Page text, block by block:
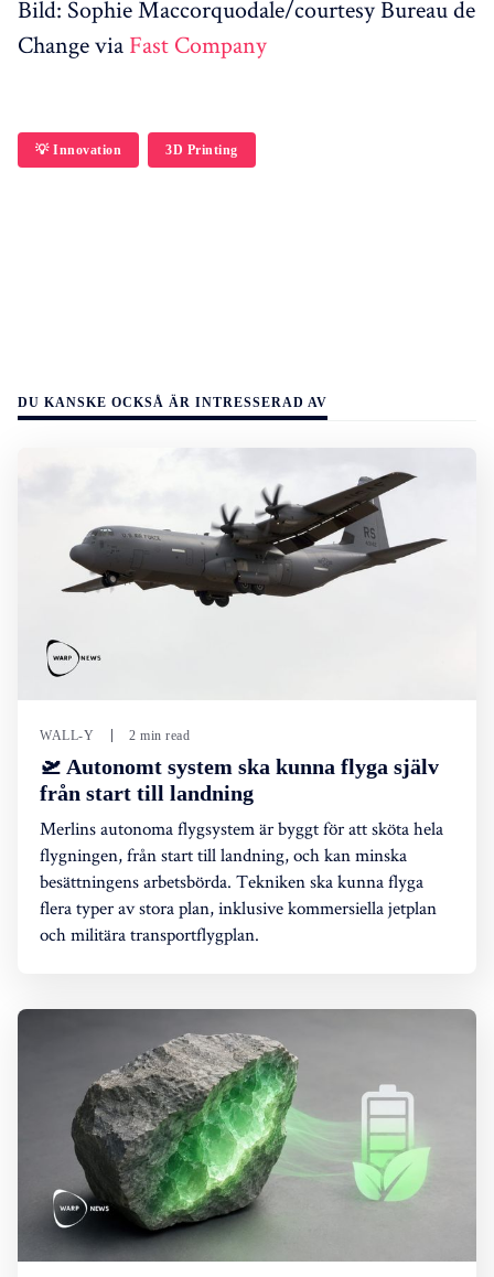
Bild: Sophie Maccorquodale/courtesy Bureau de
Change via Fast Company
💡 Innovation 3D Printing
DU KANSKE OCKSÅ ÄR INTRESSERAD AV
WALL-Y 2 min read
🛫 Autonomt system ska kunna flyga själv
från start till landning
Merlins autonoma flygsystem är byggt för att sköta hela
flygningen, från start till landning, och kan minska
besättningens arbetsbörda. Tekniken ska kunna flyga
flera typer av stora plan, inklusive kommersiella jetplan
och militära transportflygplan.